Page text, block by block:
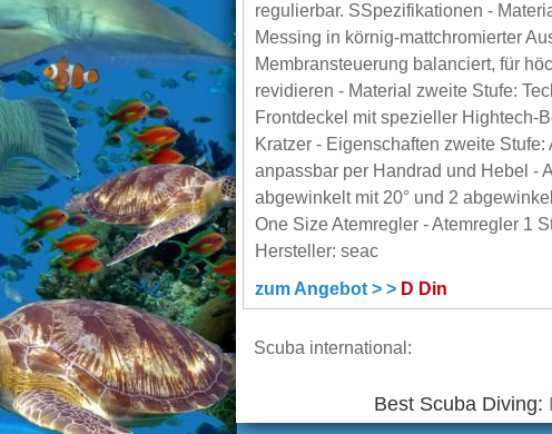
regulierbar. SSpezifikationen -
Messing in körnig-mattchromierter
Membransteuerung balanciert, für
revidieren - Material zweite Stufe:
Frontdeckel mit spezieller Hightech-
Kratzer - Eigenschaften zweite
anpassbar per Handrad und Hebel -
abgewinkelt mit 20° und 2
One Size Atemregler - Atemregler 1
Hersteller: seac
zum Angebot > > D Din
Scuba international:
Best Scuba Diving: